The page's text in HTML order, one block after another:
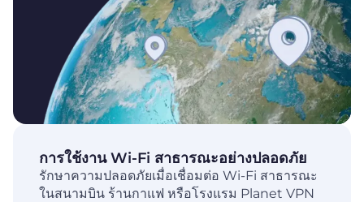
การใช้งาน Wi-Fi สาธารณะอย่างปลอดภัย
รักษาความปลอดภัยเมื่อเชื่อมต่อ Wi-Fi สาธารณะ
ในสนามบิน ร้านกาแฟ หรือโรงแรม Planet VPN